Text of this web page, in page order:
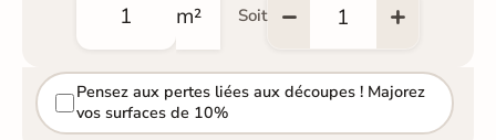
m² Soit
Pensez aux pertes liées aux découpes ! Majorez
vos surfaces de 10%